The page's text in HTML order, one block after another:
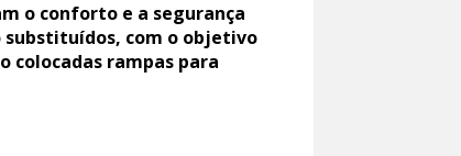
o conforto e a segurança
substituídos, com o objetivo
colocadas rampas para